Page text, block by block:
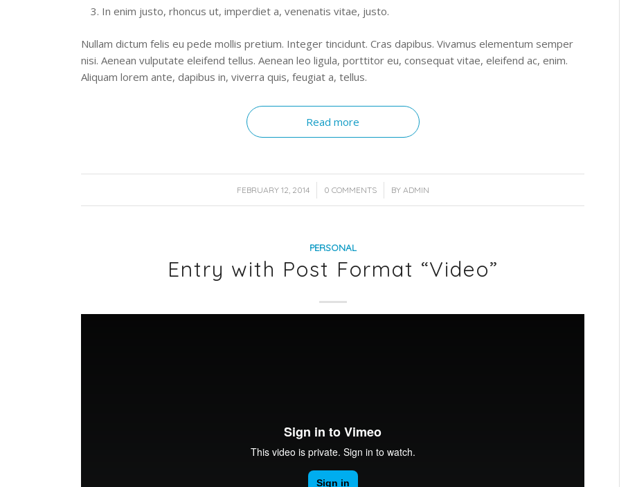
In enim justo, rhoncus ut, imperdiet a, venenatis vitae, justo.
Nullam dictum felis eu pede mollis pretium. Integer tincidunt. Cras dapibus. Vivamus elementum semper
nisi. Aenean vulputate eleifend tellus. Aenean leo ligula, porttitor eu, consequat vitae, eleifend ac, enim.
Aliquam lorem ante, dapibus in, viverra quis, feugiat a, tellus.
Read more
FEBRUARY 12, 2014
/ 0 COMMENTS
/ BY ADMIN
PERSONAL
Entry with Post Format “Video”